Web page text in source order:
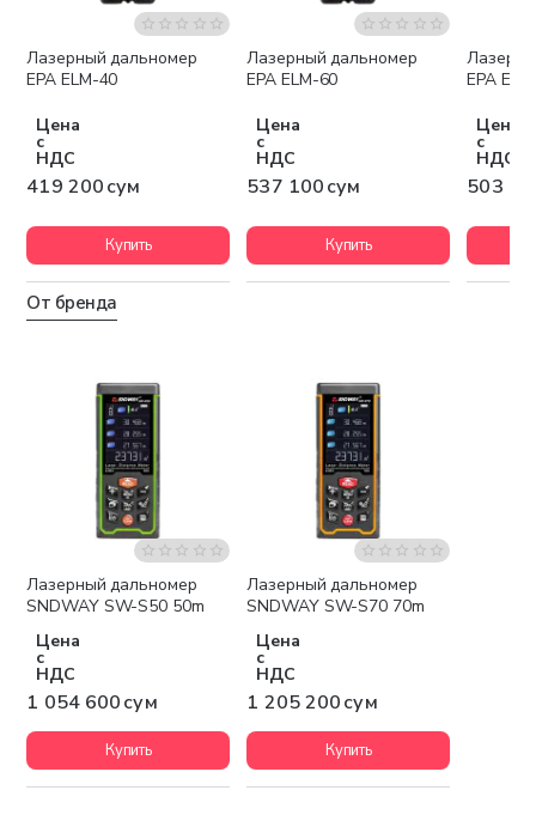
Лазерный дальномер
EPA ELM-40
Цена
с
НДС
419 200 сум
Купить
Лазерный дальномер
EPA ELM-60
Цена
с
НДС
537 100 сум
Купить
EPA
Цена
с
НДС
503
От бренда
Бесплатная доставка
Лазерный дальномер
SNDWAY SW-S50 50m
Цена
с
НДС
1 054 600 сум
Купить
Бесплатная доставка
Лазерный дальномер
SNDWAY SW-S70 70m
Цена
с
НДС
1 205 200 сум
Купить